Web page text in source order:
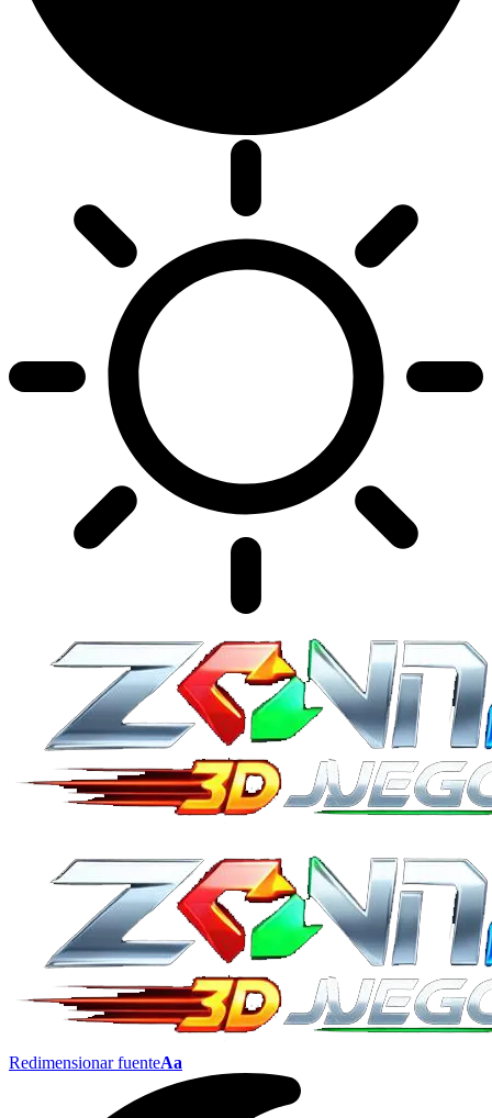
Redimensionar fuenteAa